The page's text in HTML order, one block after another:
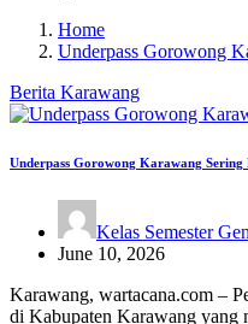
Home
Underpass Gorowong
Berita Karawang
Underpass Gorowong Karawang Sering
Kelas Semester
June 10, 2026
Karawang, wartacana.com –
di Kabupaten Karawang yang